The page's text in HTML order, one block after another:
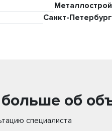
Металлострой
Санкт-Петербург
об
специалиста